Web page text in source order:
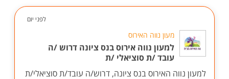
לפני יום
מעון נווה האירוס
למעון נווה אירוס בנס ציונה דרוש /ה
עובד /ת סוציאלי /ת
למעון נווה האירוס בנס ציונה, דרוש/ה עובד/ת סוציאלי/ת